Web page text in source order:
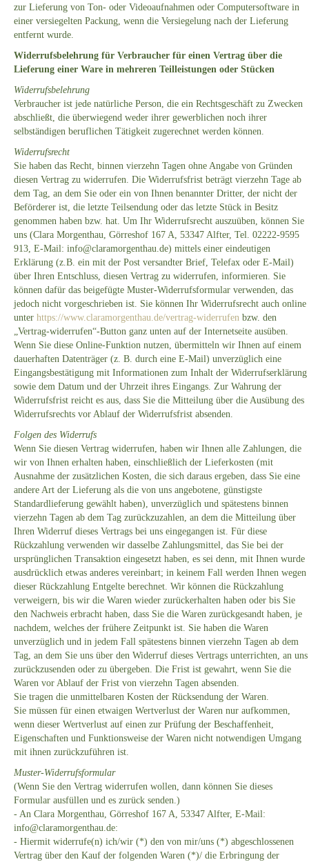
zur Lieferung von Ton- oder Videoaufnahmen oder Computersoftware in
einer versiegelten Packung, wenn die Versiegelung nach der Lieferung
entfernt wurde.
Widerrufsbelehrung für Verbraucher für einen Vertrag über die
Lieferung einer Ware in mehreren Teilleistungen oder Stücken
Widerrufsbelehrung
Verbraucher ist jede natürliche Person, die ein Rechtsgeschäft zu Zwecken
abschließt, die überwiegend weder ihrer gewerblichen noch ihrer
selbständigen beruflichen Tätigkeit zugerechnet werden können.
Widerrufsrecht
Sie haben das Recht, binnen vierzehn Tagen ohne Angabe von Gründen
diesen Vertrag zu widerrufen. Die Widerrufsfrist beträgt vierzehn Tage ab
dem Tag, an dem Sie oder ein von Ihnen benannter Dritter, der nicht der
Beförderer ist, die letzte Teilsendung oder das letzte Stück in Besitz
genommen haben bzw. hat. Um Ihr Widerrufsrecht auszuüben, können Sie
uns (Clara Morgenthau, Görreshof 167 A, 53347 Alfter, Tel. 02222-9595
913, E-Mail: info@claramorgenthau.de) mittels einer eindeutigen
Erklärung (z.B. ein mit der Post versandter Brief, Telefax oder E-Mail)
über Ihren Entschluss, diesen Vertrag zu widerrufen, informieren. Sie
können dafür das beigefügte Muster-Widerrufsformular verwenden, das
jedoch nicht vorgeschrieben ist. Sie können Ihr Widerrufsrecht auch online
unter https://www.claramorgenthau.de/vertrag-widerrufen bzw. den
„Vertrag-widerrufen“-Button ganz unten auf der Internetseite ausüben.
Wenn Sie diese Online-Funktion nutzen, übermitteln wir Ihnen auf einem
dauerhaften Datenträger (z. B. durch eine E-Mail) unverzüglich eine
Eingangsbestätigung mit Informationen zum Inhalt der Widerrufserklärung
sowie dem Datum und der Uhrzeit ihres Eingangs. Zur Wahrung der
Widerrufsfrist reicht es aus, dass Sie die Mitteilung über die Ausübung des
Widerrufsrechts vor Ablauf der Widerrufsfrist absenden.
Folgen des Widerrufs
Wenn Sie diesen Vertrag widerrufen, haben wir Ihnen alle Zahlungen, die
wir von Ihnen erhalten haben, einschließlich der Lieferkosten (mit
Ausnahme der zusätzlichen Kosten, die sich daraus ergeben, dass Sie eine
andere Art der Lieferung als die von uns angebotene, günstigste
Standardlieferung gewählt haben), unverzüglich und spätestens binnen
vierzehn Tagen ab dem Tag zurückzuzahlen, an dem die Mitteilung über
Ihren Widerruf dieses Vertrags bei uns eingegangen ist. Für diese
Rückzahlung verwenden wir dasselbe Zahlungsmittel, das Sie bei der
ursprünglichen Transaktion eingesetzt haben, es sei denn, mit Ihnen wurde
ausdrücklich etwas anderes vereinbart; in keinem Fall werden Ihnen wegen
dieser Rückzahlung Entgelte berechnet. Wir können die Rückzahlung
verweigern, bis wir die Waren wieder zurückerhalten haben oder bis Sie
den Nachweis erbracht haben, dass Sie die Waren zurückgesandt haben, je
nachdem, welches der frühere Zeitpunkt ist. Sie haben die Waren
unverzüglich und in jedem Fall spätestens binnen vierzehn Tagen ab dem
Tag, an dem Sie uns über den Widerruf dieses Vertrags unterrichten, an uns
zurückzusenden oder zu übergeben. Die Frist ist gewahrt, wenn Sie die
Waren vor Ablauf der Frist von vierzehn Tagen absenden.
Sie tragen die unmittelbaren Kosten der Rücksendung der Waren.
Sie müssen für einen etwaigen Wertverlust der Waren nur aufkommen,
wenn dieser Wertverlust auf einen zur Prüfung der Beschaffenheit,
Eigenschaften und Funktionsweise der Waren nicht notwendigen Umgang
mit ihnen zurückzuführen ist.
Muster-Widerrufsformular
(Wenn Sie den Vertrag widerrufen wollen, dann können Sie dieses
Formular ausfüllen und es zurück senden.)
- An Clara Morgenthau, Görreshof 167 A, 53347 Alfter, E-Mail:
info@claramorgenthau.de:
- Hiermit widerrufe(n) ich/wir (*) den von mir/uns (*) abgeschlossenen
Vertrag über den Kauf der folgenden Waren (*)/ die Erbringung der